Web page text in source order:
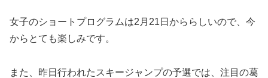
女子のショートプログラムは2月21日かららしいので、今
からとても楽しみです。
また、昨日行われたスキージャンプの予選では、注目の葛